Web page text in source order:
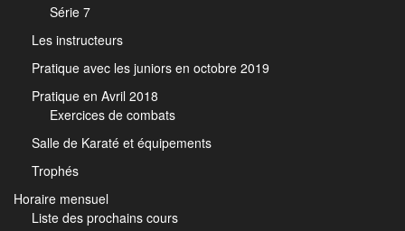
Série 7
Les instructeurs
Pratique avec les juniors en octobre 2019
Pratique en Avril 2018
Exercices de combats
Salle de Karaté et équipements
Trophés
Horaire mensuel
Liste des prochains cours